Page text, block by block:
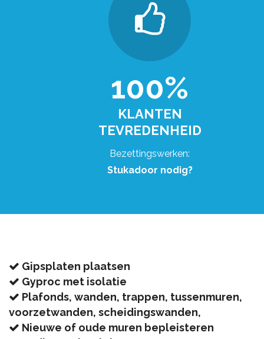
100%
KLANTEN
TEVREDENHEID
Bezettingswerken:
Stukadoor nodig?
Gipsplaten plaatsen
Gyproc met isolatie
Plafonds, wanden, trappen, tussenmuren,
voorzetwanden, scheidingswanden,
Nieuwe of oude muren bepleisteren